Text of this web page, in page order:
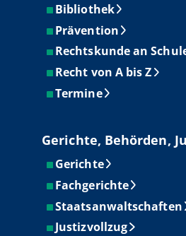
Bibliothek
Prävention
Rechtskunde an
Recht von A bis Z
Termine
Gerichte, Behörden,
Gerichte
Fachgerichte
Staatsanwaltschaften
Justizvollzug